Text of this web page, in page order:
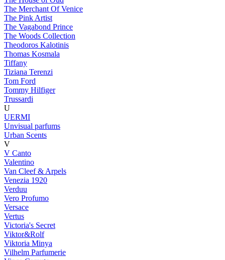
The Merchant Of Venice
The Pink Artist
The Vagabond Prince
The Woods Collection
Theodoros Kalotinis
Thomas Kosmala
Tiffany
Tiziana Terenzi
Tom Ford
Tommy Hilfiger
Trussardi
U
UERMI
Unvisual parfums
Urban Scents
V
V Canto
Valentino
Van Cleef & Arpels
Venezia 1920
Verduu
Vero Profumo
Versace
Vertus
Victoria's Secret
Viktor&Rolf
Viktoria Minya
Vilhelm Parfumerie